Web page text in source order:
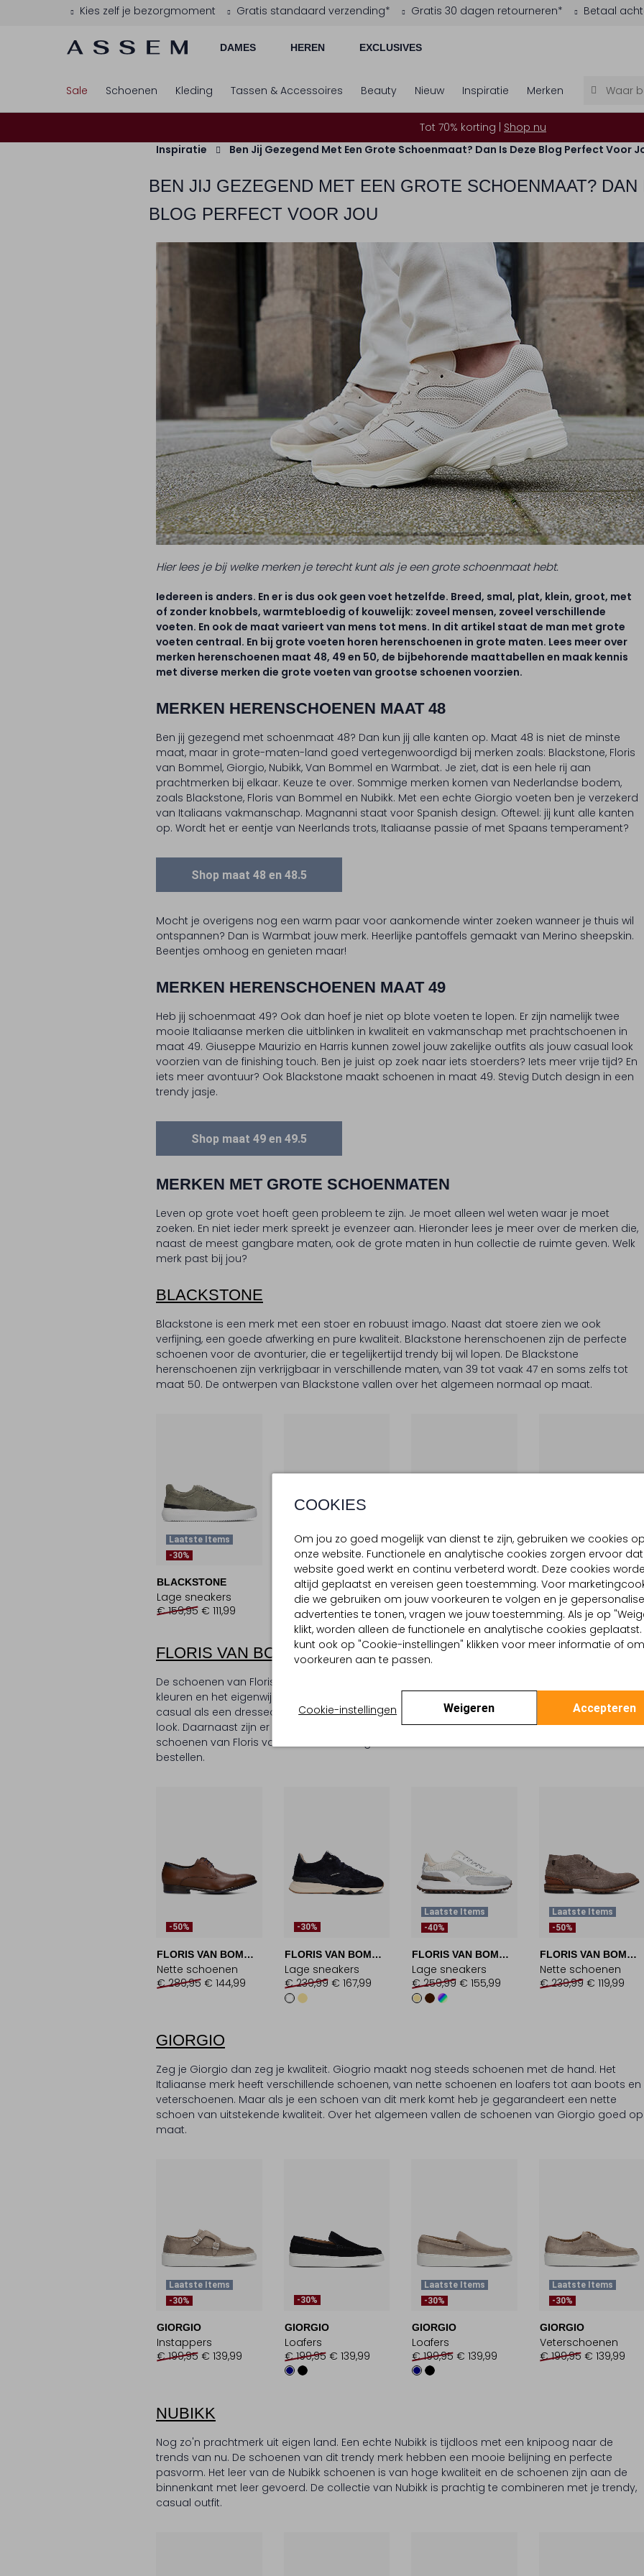
Kies zelf je bezorgmoment Gratis standaard verzending* Gratis 30 dagen retourneren* Betaal
DAMES HEREN EXCLUSIVES
COOKIES
Om jou zo goed mogelijk van dienst te zijn, gebruiken we cookies op
onze website. Functionele en analytische cookies zorgen ervoor
website goed werkt en continu verbeterd wordt. Deze cookies
altijd geplaatst en vereisen geen toestemming. Voor
die we gebruiken om jouw voorkeuren te volgen en je
advertenties te tonen, vragen we jouw toestemming. Als je op
klikt, worden alleen de functionele en analytische cookies geplaatst.
kunt ook op "Cookie-instellingen" klikken voor meer informatie of
voorkeuren aan te passen.
Cookie-instellingen Weigeren Accepteren
Sale Schoenen Kleding Tassen & Accessoires Beauty Nieuw Inspiratie Merken
Tot 70% korting | Shop nu
Inspiratie
Ben Jij Gezegend Met Een Grote Schoenmaat? Dan Is Deze Blog Perfect Voor
BEN JIJ GEZEGEND MET EEN GROTE SCHOENMAAT? DAN
BLOG PERFECT VOOR JOU
Hier lees je bij welke merken je terecht kunt als je een grote schoenmaat hebt.
Iedereen is anders. En er is dus ook geen voet hetzelfde. Breed, smal, plat, klein, groot, met
of zonder knobbels, warmtebloedig of kouwelijk: zoveel mensen, zoveel verschillende
voeten. En ook de maat varieert van mens tot mens. In dit artikel staat de man met grote
voeten centraal. En bij grote voeten horen herenschoenen in grote maten. Lees meer over
merken herenschoenen maat 48, 49 en 50, de bijbehorende maattabellen en maak kennis
met diverse merken die grote voeten van grootse schoenen voorzien.
MERKEN HERENSCHOENEN MAAT 48
Ben jij gezegend met schoenmaat 48? Dan kun jij alle kanten op. Maat 48 is niet de minste
maat, maar in grote-maten-land goed vertegenwoordigd bij merken zoals: Blackstone, Floris
van Bommel, Giorgio, Nubikk, Van Bommel en Warmbat. Je ziet, dat is een hele rij aan
prachtmerken bij elkaar. Keuze te over. Sommige merken komen van Nederlandse bodem,
zoals Blackstone, Floris van Bommel en Nubikk. Met een echte Giorgio voeten ben je verzekerd
van Italiaans vakmanschap. Magnanni staat voor Spanish design. Oftewel: jij kunt alle kanten
op. Wordt het er eentje van Neerlands trots, Italiaanse passie of met Spaans temperament?
Shop maat 48 en 48.5
Mocht je overigens nog een warm paar voor aankomende winter zoeken wanneer je thuis wil
ontspannen? Dan is Warmbat jouw merk. Heerlijke pantoffels gemaakt van Merino sheepskin.
Beentjes omhoog en genieten maar!
MERKEN HERENSCHOENEN MAAT 49
Heb jij schoenmaat 49? Ook dan hoef je niet op blote voeten te lopen. Er zijn namelijk twee
mooie Italiaanse merken die uitblinken in kwaliteit en vakmanschap met prachtschoenen in
maat 49. Giuseppe Maurizio en Harris kunnen zowel jouw zakelijke outfits als jouw casual look
voorzien van de finishing touch. Ben je juist op zoek naar iets stoerders? Iets meer vrije tijd? En
iets meer avontuur? Ook Blackstone maakt schoenen in maat 49. Stevig Dutch design in een
trendy jasje.
Shop maat 49 en 49.5
MERKEN MET GROTE SCHOENMATEN
Leven op grote voet hoeft geen probleem te zijn. Je moet alleen wel weten waar je moet
zoeken. En niet ieder merk spreekt je evenzeer aan. Hieronder lees je meer over de merken die,
naast de meest gangbare maten, ook de grote maten in hun collectie de ruimte geven. Welk
merk past bij jou?
BLACKSTONE
Blackstone is een merk met een stoer en robuust imago. Naast dat stoere zien we ook
verfijning, een goede afwerking en pure kwaliteit. Blackstone herenschoenen zijn de perfecte
schoenen voor de avonturier, die er tegelijkertijd trendy bij wil lopen. De Blackstone
herenschoenen zijn verkrijgbaar in verschillende maten, van 39 tot vaak 47 en soms zelfs tot
maat 50. De ontwerpen van Blackstone vallen over het algemeen normaal op maat.
Laatste Items
-30%
BLACKSTONE
Lage sneakers
€ 159,95 € 111,99
Laatste Items
-30%
BLACKSTONE
Lage sneakers
€ 179,95 € 125,95
-30%
BLACKSTONE
Lage sneakers
€ 169,99 € 118,99
Laatste Items
BLACKSTONE
Lage sneakers
€ 179,99
FLORIS VAN BOMMEL
De schoenen van Floris van Bommel zijn trendy en eigentijds. Je herkent ze aan de hippe
kleuren en het eigenwijze design. De collectie van Floris van Bommel bestaat zowel uit een
casual als een dressed collectie. Zo zijn er sportieve herenschoenen die passen bij een casual
look. Daarnaast zijn er diverse modellen welke geschikt zijn voor een zakelijke outfit. De
schoenen van Floris van Bommel vallen groot. Het is aan te raden om 0.5 maat kleiner te
bestellen.
-50%
FLORIS VAN BOMMEL
Nette schoenen
€ 289,95 € 144,99
-30%
FLORIS VAN BOMMEL
Lage sneakers
€ 239,99 € 167,99
Laatste Items
-40%
FLORIS VAN BOMMEL
Lage sneakers
€ 259,99 € 155,99
Laatste Items
-50%
FLORIS VAN BOMMEL
Nette schoenen
€ 239,99 € 119,99
GIORGIO
Zeg je Giorgio dan zeg je kwaliteit. Giogrio maakt nog steeds schoenen met de hand. Het
Italiaanse merk heeft verschillende schoenen, van nette schoenen en loafers tot aan boots en
veterschoenen. Maar als je een schoen van dit merk komt heb je gegarandeert een nette
schoen van uitstekende kwaliteit. Over het algemeen vallen de schoenen van Giorgio goed op
maat.
Laatste Items
-30%
GIORGIO
Instappers
€ 199,95 € 139,99
-30%
GIORGIO
Loafers
€ 199,95 € 139,99
Laatste Items
-30%
GIORGIO
Loafers
€ 199,95 € 139,99
Laatste Items
-30%
GIORGIO
Veterschoenen
€ 199,95 € 139,99
NUBIKK
Nog zo'n prachtmerk uit eigen land. Een echte Nubikk is tijdloos met een knipoog naar de
trends van nu. De schoenen van dit trendy merk hebben een mooie belijning en perfecte
pasvorm. Het leer van de Nubikk schoenen is van hoge kwaliteit en de schoenen zijn aan de
binnenkant met leer gevoerd. De collectie van Nubikk is prachtig te combineren met je trendy,
casual outfit.